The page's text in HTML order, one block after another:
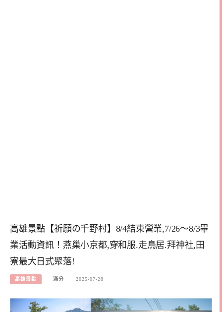
高雄景點【祈願の千野村】8/4結束營業,7/26～8/3畢
業活動資訊！燕巢小京都,穿和服.走鳥居.拜神社,田
寮最大日式聚落!
高雄景點 滿分 2025-07-28